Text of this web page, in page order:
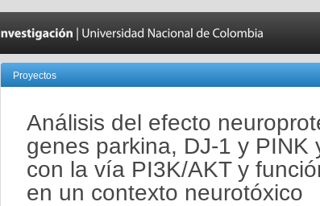
Proyectos
Análisis del efecto
genes parkina, DJ-1 y PINK
con la vía PI3K/AKT y
en un contexto neurotóxico